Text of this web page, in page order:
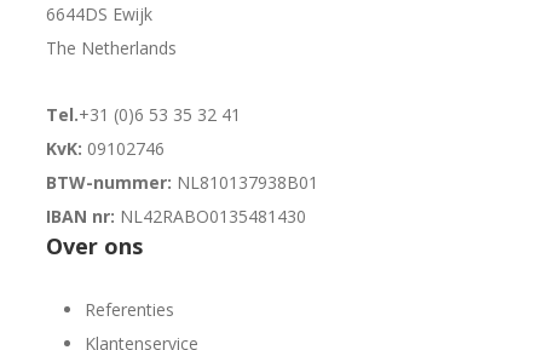
6644DS Ewijk
The Netherlands
Tel.+31 (0)6 53 35 32 41
KvK: 09102746
BTW-nummer: NL810137938B01
IBAN nr: NL42RABO0135481430
Over ons
Referenties
Klantenservice